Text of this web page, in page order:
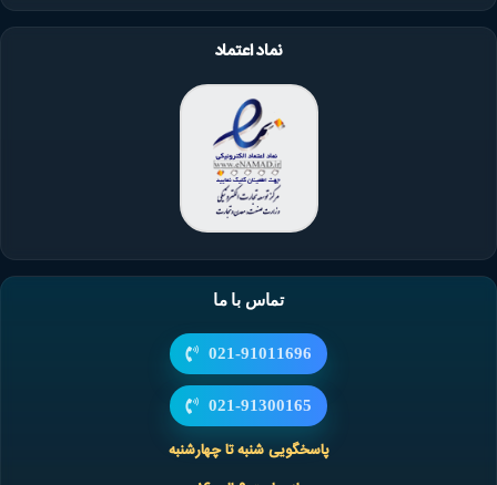
نماد اعتماد
تماس با ما
021-91011696
021-91300165
پاسخگویی شنبه تا چهارشنبه